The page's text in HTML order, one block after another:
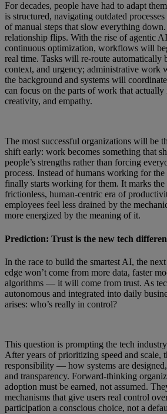
For decades, people have had to adapt
is structured, navigating outdated
of manual steps that slow everything
relationship flips. With the rise of agentic
continuous optimization, workflows will
real time. Tasks will re-route automatically
context, and urgency; administrative work
the background and systems will
can focus on the parts of work that actually
creativity, and empathy.
The most successful organizations will be
shift early: work becomes something that
people’s strengths rather than forcing
process. Instead of humans working for
finally starts working for them. It marks
frictionless, human-centric era of
employees feel less drained by the
more energized by the meaning of it.
Prediction: Trust is the new tech
In the race to build the smartest AI, the
edge won’t come from more data, faster
algorithms — it will come from trust. As
autonomous and integrated into daily
arises: who’s really in control?
This question is prompting the tech
After years of prioritizing speed and scale,
responsibility — how systems are
and transparency. Forward-thinking
adoption must be earned, not assumed.
mechanisms that give users real control
participation a conscious choice, not a